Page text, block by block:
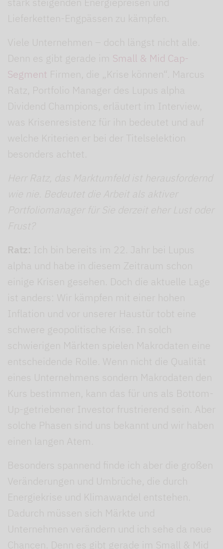
Lieferketten-Engpässen zu kämpfen.
Viele Unternehmen – doch längst nicht alle.
Denn es gibt gerade im Small & Mid Cap-
Segment Firmen, die „Krise können“. Marcus
Ratz, Portfolio Manager des Lupus alpha
Dividend Champions, erläutert im Interview,
was Krisenresistenz für ihn bedeutet und auf
welche Kriterien er bei der Titelselektion
besonders achtet.
Herr Ratz, das Marktumfeld ist herausfordernd
wie nie. Bedeutet die Arbeit als aktiver
Portfoliomanager für Sie derzeit eher Lust oder
Frust?
Ratz: Ich bin bereits im 22. Jahr bei Lupus
alpha und habe in diesem Zeitraum schon
einige Krisen gesehen. Doch die aktuelle Lage
ist anders: Wir kämpfen mit einer hohen
Inflation und vor unserer Haustür tobt eine
schwere geopolitische Krise. In solch
schwierigen Märkten spielen Makrodaten eine
entscheidende Rolle. Wenn nicht die Qualität
eines Unternehmens sondern Makrodaten den
Kurs bestimmen, kann das für uns als Bottom-
Up-getriebener Investor frustrierend sein. Aber
solche Phasen sind uns bekannt und wir haben
einen langen Atem.
Besonders spannend finde ich aber die großen
Veränderungen und Umbrüche, die durch
Energiekrise und Klimawandel entstehen.
Dadurch müssen sich Märkte und
Unternehmen verändern und ich sehe da neue
Chancen. Denn es gibt gerade im Small & Mid